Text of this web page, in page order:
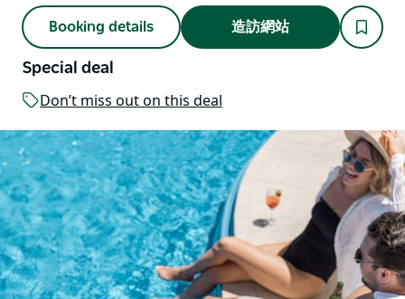
Booking details 造訪網站
Special deal
Don’t miss out on this deal